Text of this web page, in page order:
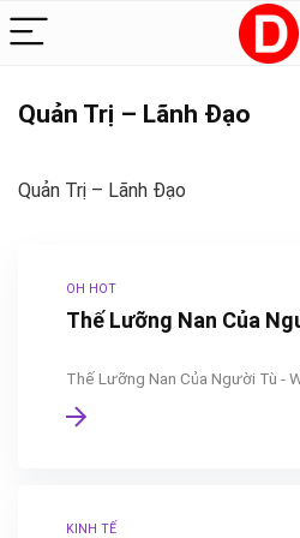
Quản Trị – Lãnh Đạo
Quản Trị – Lãnh Đạo
OH HOT
Thế Lưỡng Nan Của
Thế Lưỡng Nan Của Người Tù -
KINH TẾ